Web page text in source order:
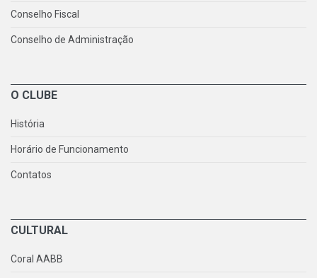
Conselho Fiscal
Conselho de Administração
O CLUBE
História
Horário de Funcionamento
Contatos
CULTURAL
Coral AABB